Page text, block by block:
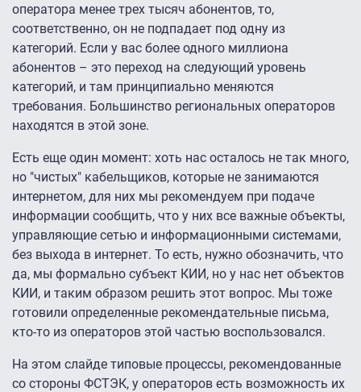
оператора менее трех тысяч абонентов, то,
соответственно, он не подпадает под одну из
категорий. Если у вас более одного миллиона
абонентов – это переход на следующий уровень
категорий, и там принципиально меняются
требования. Большинство региональных операторов
находятся в этой зоне.
Есть еще один момент: хоть нас осталось не так много,
но "чистых" кабельщиков, которые не занимаются
интернетом, для них мы рекомендуем при подаче
информации сообщить, что у них все важные объекты,
управляющие сетью и информационными системами,
без выхода в интернет. То есть, нужно обозначить, что
да, мы формально субъект КИИ, но у нас нет объектов
КИИ, и таким образом решить этот вопрос. Мы тоже
готовили определенные рекомендательные письма,
кто-то из операторов этой частью воспользовался.
На этом слайде типовые процессы, рекомендованные
со стороны ФСТЭК, у операторов есть возможность их